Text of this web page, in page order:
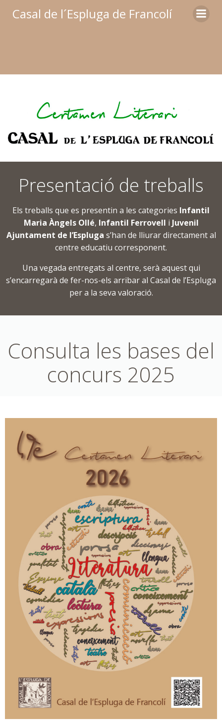
to
Casal de l´Espluga de Francolí
Presentació de treballs
Els treballs que es presentin a les categories Infantil
Maria Àngels Ollé, Infantil Ferrovell i Juvenil
Ajuntament de l’Espluga s’han de lliurar directament al
centre educatiu corresponent.
Una vegada entregats al centre, serà aquest qui
s’encarregarà de fer-nos-els arribar al Casal de l’Espluga
per a la seva valoració.
Consulta les bases del
concurs 2025